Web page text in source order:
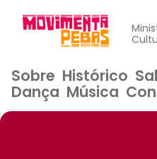
Sobre Histórico
Dança Música